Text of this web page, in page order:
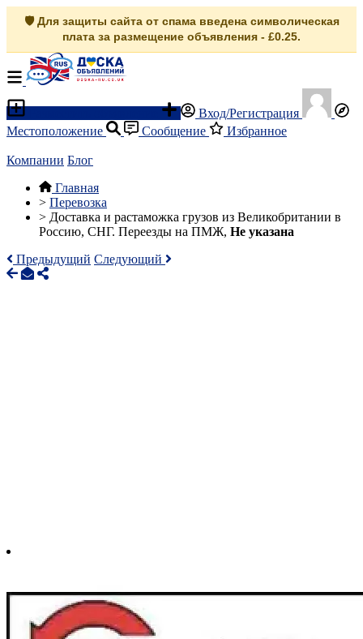
🛡️ Для защиты сайта от спама введена символическая
плата за размещение объявления - £0.25.
Вход/Регистрация
Местоположение
Сообщение Избранное
Компании Блог
Главная
> Перевозка
> Доставка и растаможка грузов из Великобритании в
Россию, СНГ. Переезды на ПМЖ, Не указана
Предыдущий Следующий